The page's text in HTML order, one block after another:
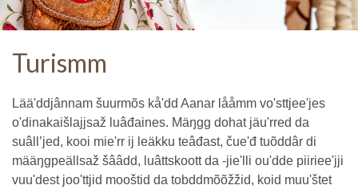
Turismm
Lääʹddjânnam šuurmõs kåʹdd Aanar lååmm voʹsttjeeʹjes
oʹdinakaišlajjsaž luâđaines. Mäŋgg dohat jäuʹrred da
suâll’jed, kooi mieʹrr ij leäkku teâđast, čueʹđ tuõddâr di
määŋgpeällsaž šââdd, luâttskoott da -jieʹlli ouʹdde piirieeʹjji
vuuʹdest jooʹttjid mooštid da tobddmõõžžid, koid muuʹštet